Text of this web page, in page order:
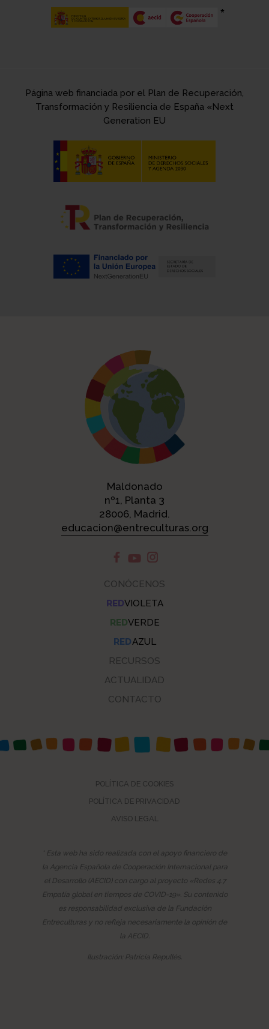
Página web financiada por el Plan de Recuperación,
Transformación y Resiliencia de España «Next
Generation EU
Maldonado
nº1, Planta 3
28006, Madrid.
educacion@entreculturas.org
CONÓCENOS
REDVIOLETA
REDVERDE
REDAZUL
RECURSOS
ACTUALIDAD
CONTACTO
POLÍTICA DE COOKIES
POLÍTICA DE PRIVACIDAD
AVISO LEGAL
* Esta web ha sido realizada con el apoyo financiero de
la Agencia Española de Cooperación Internacional para
el Desarrollo (AECID) con cargo al proyecto «Redes 4.7
Empatía global en tiempos de COVID-19». Su contenido
es responsabilidad exclusiva de la Fundación
Entreculturas y no refleja necesariamente la opinión de
la AECID.
Ilustración: Patricia Repullés.